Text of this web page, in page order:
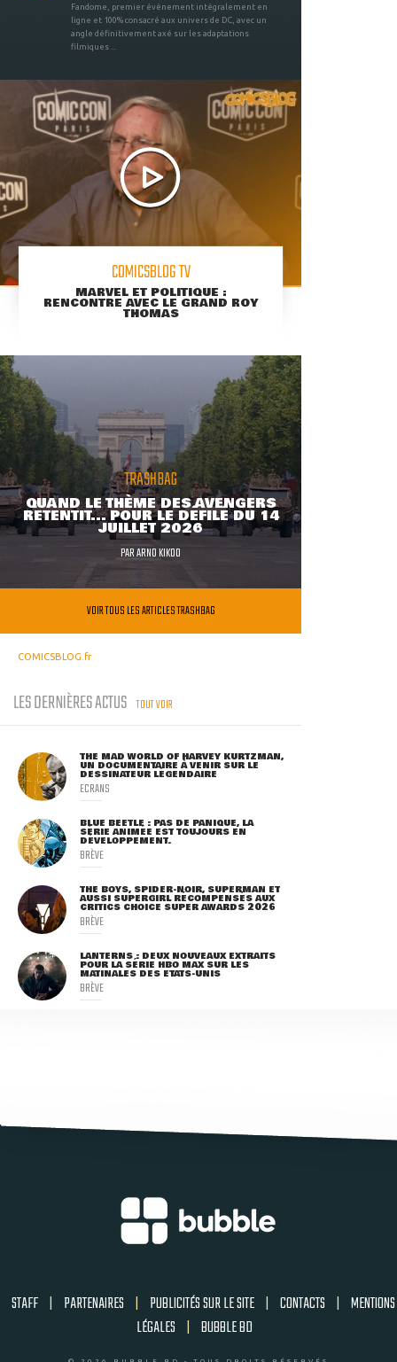
Fandome, premier évènement intégralement en
ligne et 100% consacré aux univers de DC, avec un
angle définitivement axé sur les adaptations
filmiques ...
COMICSBLOG TV
MARVEL ET POLITIQUE :
RENCONTRE AVEC LE GRAND ROY
THOMAS
TRASHBAG
QUAND LE THÈME DES AVENGERS
RETENTIT... POUR LE DÉFILÉ DU 14
JUILLET 2026
PARARNO KIKOO
VOIR TOUS LES ARTICLES TRASHBAG
COMICSBLOG.fr
LES DERNIÈRES ACTUS TOUT VOIR
THE MAD WORLD OF HARVEY KURTZMAN,
UN DOCUMENTAIRE À VENIR SUR LE
DESSINATEUR LÉGENDAIRE
ECRANS
BLUE BEETLE : PAS DE PANIQUE, LA
SÉRIE ANIMÉE EST TOUJOURS EN
DÉVELOPPEMENT.
BRÈVE
THE BOYS, SPIDER-NOIR, SUPERMAN ET
AUSSI SUPERGIRL RÉCOMPENSÉS AUX
CRITICS CHOICE SUPER AWARDS 2026
BRÈVE
LANTERNS : DEUX NOUVEAUX EXTRAITS
POUR LA SÉRIE HBO MAX SUR LES
MATINALES DES ETATS-UNIS
BRÈVE
STAFF | PARTENAIRES | PUBLICITÉS SUR LE SITE | CONTACTS | MENTIONS
LÉGALES | BUBBLE BD